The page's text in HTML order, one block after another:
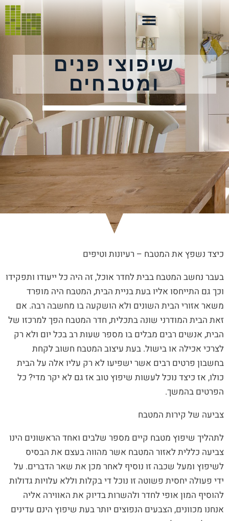
שיפוצי פנים
ומטבחים
כיצד נשפץ את המטבח – רעיונות וטיפים
בעבר נחשב המטבח בבית לחדר אוכל, זה היה כל ייעודו ותפקידו
וכך גם התייחסו אליו בעת בניית הבית, המטבח היה מופרד
משאר אזורי הבית השונים ולא הושקעה בו מחשבה רבה. אם
זאת הבית המודרני שונה בתכלית, חדר המטבח הפך למרכזו של
הבית, אנשים רבים מבלים בו מספר שעות רב בכל יום ולא רק
לצרכי אכילה או בישול. בעת עיצוב המטבח חשוב לקחת
בחשבון פרטים רבים אשר ישפיעו לא רק עליו אלה על הבית
כולו, אז כיצד נוכל לעשות שיפוץ טוב אז גם לא יקר מדי? כל
הפרטים בהמשך.
צביעה של קירות המטבח
לתהליך שיפוץ מטבח קיים מספר שלבים ואחד הראשונים הינו
צביעה כללית לאזור המטבח אשר מהווה בעצם את הבסיס
לשיפוץ ומעל שכבה זו נוסיף לאחר מכן את שאר הדברים. על
ידי פעולה יחסית פשוטה זו נוכל די בקלות וללא עלויות גדולות
להוסיף המון אופי לחדר ולהשרות בדיוק את האווירה אליה
אנחנו מכוונים, הצבעים הנפוצים יותר בעת שיפוץ הינם עדינים